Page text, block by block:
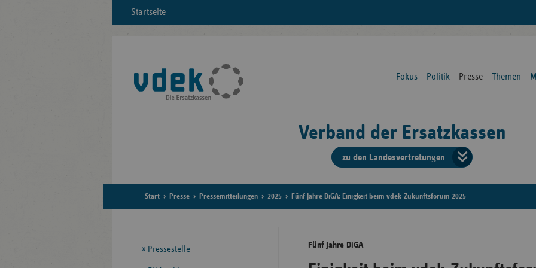
Startseite
Fokus Politik Presse Themen
Verband der Ersatzkassen
zu den Landesvertretungen
der
Start Presse Pressemitteilungen 2025 Fünf Jahre DiGA: Einigkeit beim vdek-Zukunftsforum 2025
Fünf Jahre DiGA
Seitennavigation
Pressestelle